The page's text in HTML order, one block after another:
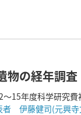
物の経年調査
〜15年度科学研究
者 伊藤健司(元興寺